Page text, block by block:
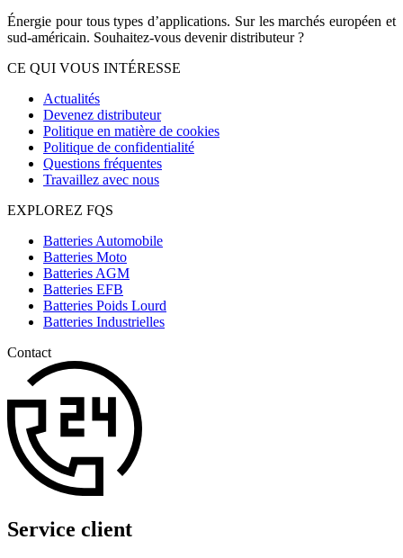
Énergie pour tous types d’applications. Sur les marchés européen et
sud-américain. Souhaitez-vous devenir distributeur ?
CE QUI VOUS INTÉRESSE
Actualités
Devenez distributeur
Politique en matière de cookies
Politique de confidentialité
Questions fréquentes
Travaillez avec nous
EXPLOREZ FQS
Batteries Automobile
Batteries Moto
Batteries AGM
Batteries EFB
Batteries Poids Lourd
Batteries Industrielles
Contact
Service client